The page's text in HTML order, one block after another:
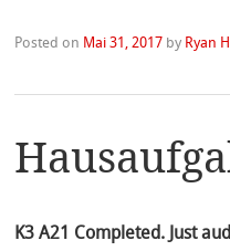
Posted on Mai 31, 2017 by Ryan
K3 A21 Completed. Just